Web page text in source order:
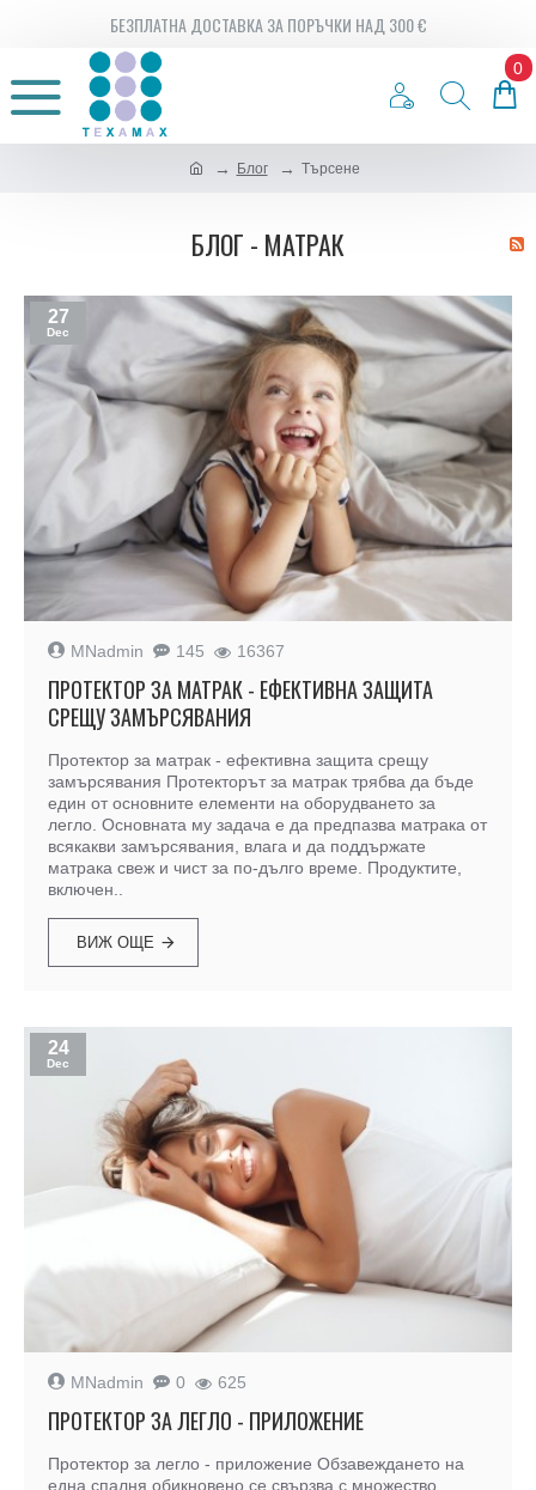
БЕЗПЛАТНА ДОСТАВКА ЗА ПОРЪЧКИ НАД 300 €
0
Блог Търсене
БЛОГ - МАТРАК
27
Dec
MNadmin 145 16367
ПРОТЕКТОР ЗА МАТРАК - ЕФЕКТИВНА ЗАЩИТА
СРЕЩУ ЗАМЪРСЯВАНИЯ
Протектор за матрак - ефективна защита срещу
замърсявания Протекторът за матрак трябва да бъде
един от основните елементи на оборудването за
легло. Основната му задача е да предпазва матрака от
всякакви замърсявания, влага и да поддържате
матрака свеж и чист за по-дълго време. Продуктите,
включен..
ВИЖ ОЩЕ
24
Dec
MNadmin 0 625
ПРОТЕКТОР ЗА ЛЕГЛО - ПРИЛОЖЕНИЕ
Протектор за легло - приложение Обзавеждането на
една спалня обикновено се свързва с множество